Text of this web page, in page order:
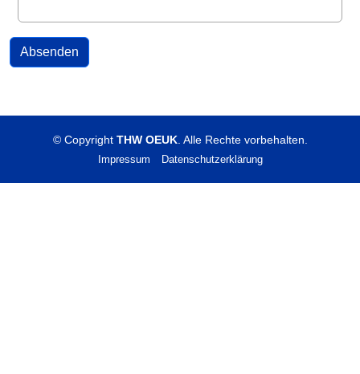
© Copyright THW OEUK. Alle Rechte vorbehalten.
Impressum Datenschutzerklärung